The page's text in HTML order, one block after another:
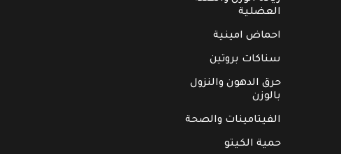
العضلية
احماض امينية
سناكات بروتين
حرق الدهون والنزول
بالوزن
الفيتامينات والصحة
حمية الكيتو